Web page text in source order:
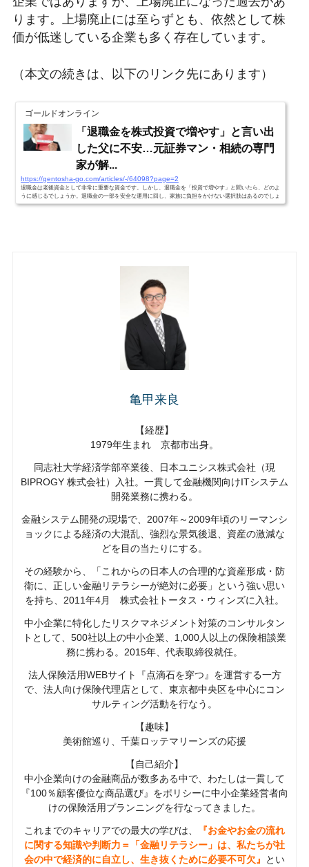
ります。上場廃止には至らずとも、依然として株
価が低迷している企業も多く存在しています。
（本文の続きは、以下のリンク先にあります）
ゴールドオンライン
「退職金を株式投資で増やす」と言い出
した父に不安…元証券マン・相続の専門
家が解...
https://gentosha-go.com/articles/-/64098?page=2
退職金は老後資金として非常に重要な資金です。しかし、退職金を「投資で増やす」と聞いたら、どのよ
うに感じるでしょうか。退職金の一部を安全な運用に回し、家族に負担をかけない選択肢はあるのでしょ
うか。本稿では、一般社団法人証券相続普及協会の代表理事である小林裕氏が、「父が『退職金は株式投
亀甲来良
【経歴】
1979年生まれ 京都市出身。
同志社大学経済学部卒業後、日本ユニシス株式会社（現
BIPROGY 株式会社）入社。一貫して金融機関向けITシステム
開発業務に携わる。
金融システム開発の現場で、2007年～2009年頃のリーマンシ
ョックによる経済の大混乱、強烈な景気後退、資産の激減な
どを目の当たりにする。
その経験から、「これからの日本人の合理的な資産形成・防
衛に、正しい金融リテラシーが絶対に必要」という強い思い
を持ち、2011年4月 株式会社トータス・ウィンズに入社。
中小企業に特化したリスクマネジメント対策のコンサルタン
トとして、500社以上の中小企業、1,000人以上の保険相談業
務に携わる。2015年、代表取締役就任。
法人保険活用WEBサイト『点滴石を穿つ』を運営する一方
で、法人向け保険代理店として、東京都中央区を中心にコン
サルティング活動を行なう。
【趣味】
美術館巡り、千葉ロッテマリーンズの応援
【自己紹介】
中小企業向けの金融商品が数多ある中で、わたしは一貫して
『100％顧客優位な商品選び』をポリシーに中小企業経営者向
けの保険活用プランニングを行なってきました。
これまでのキャリアでの最大の学びは、
『お金やお金の流れ
に関する知識や判断力＝「金融リテラシー」は、私たちが社
会の中で経済的に自立し、生き抜くために必要不可欠』
とい